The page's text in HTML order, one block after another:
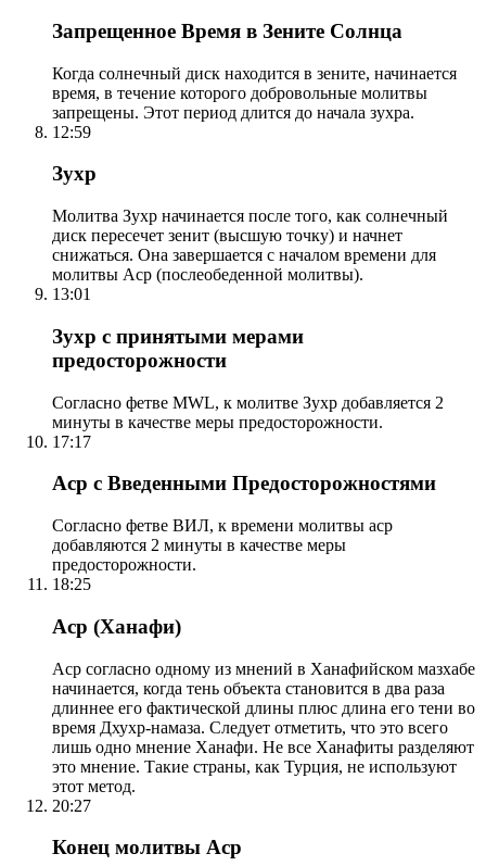
Запрещенное Время в Зените Солнца
Когда солнечный диск находится в зените, начинается
время, в течение которого добровольные молитвы
запрещены. Этот период длится до начала зухра.
12:59
Зухр
Молитва Зухр начинается после того, как солнечный
диск пересечет зенит (высшую точку) и начнет
снижаться. Она завершается с началом времени для
молитвы Аср (послеобеденной молитвы).
13:01
Зухр с принятыми мерами
предосторожности
Согласно фетве MWL, к молитве Зухр добавляется 2
минуты в качестве меры предосторожности.
17:17
Аср с Введенными Предосторожностями
Согласно фетве ВИЛ, к времени молитвы аср
добавляются 2 минуты в качестве меры
предосторожности.
18:25
Аср (Ханафи)
Аср согласно одному из мнений в Ханафийском мазхабе
начинается, когда тень объекта становится в два раза
длиннее его фактической длины плюс длина его тени во
время Дхухр-намаза. Следует отметить, что это всего
лишь одно мнение Ханафи. Не все Ханафиты разделяют
это мнение. Такие страны, как Турция, не используют
этот метод.
20:27
Конец молитвы Аср